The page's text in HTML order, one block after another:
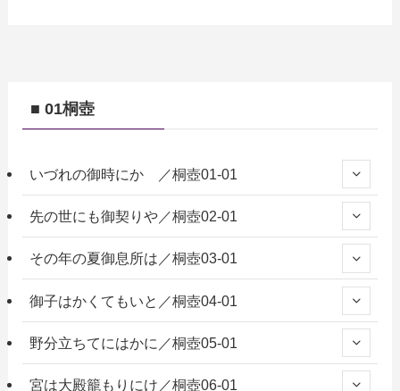
■ 01桐壺
いづれの御時にか ／桐壺01-01
先の世にも御契りや／桐壺02-01
その年の夏御息所は／桐壺03-01
御子はかくてもいと／桐壺04-01
野分立ちてにはかに／桐壺05-01
宮は大殿籠もりにけ／桐壺06-01